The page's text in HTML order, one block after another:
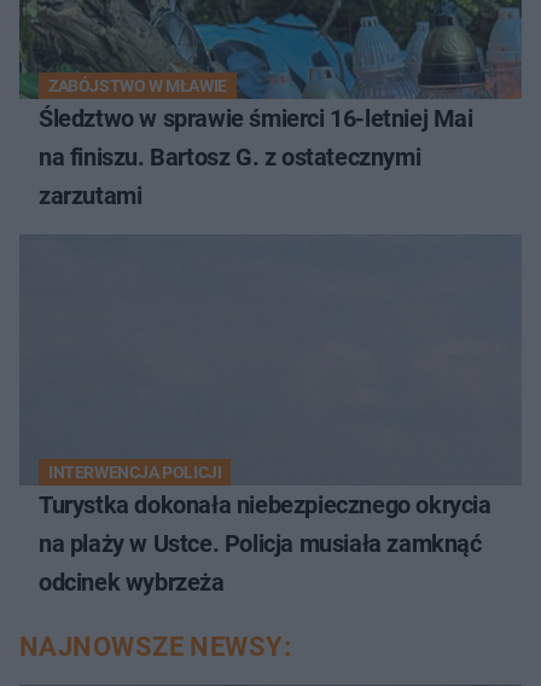
ZABÓJSTWO W MŁAWIE
Śledztwo w sprawie śmierci 16-letniej Mai
na finiszu. Bartosz G. z ostatecznymi
zarzutami
INTERWENCJA POLICJI
Turystka dokonała niebezpiecznego okrycia
na plaży w Ustce. Policja musiała zamknąć
odcinek wybrzeża
NAJNOWSZE NEWSY: